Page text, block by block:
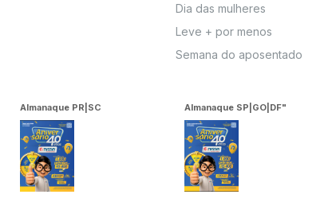
Dia das mulheres
Leve + por menos
Semana do aposentado
Almanaque PR|SC Almanaque SP|GO|DF"